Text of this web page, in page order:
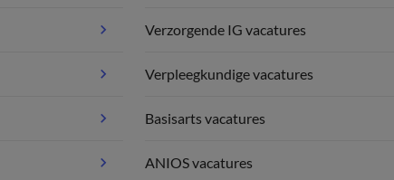
Verzorgende IG vacatures
Verpleegkundige vacatures
Basisarts vacatures
ANIOS vacatures